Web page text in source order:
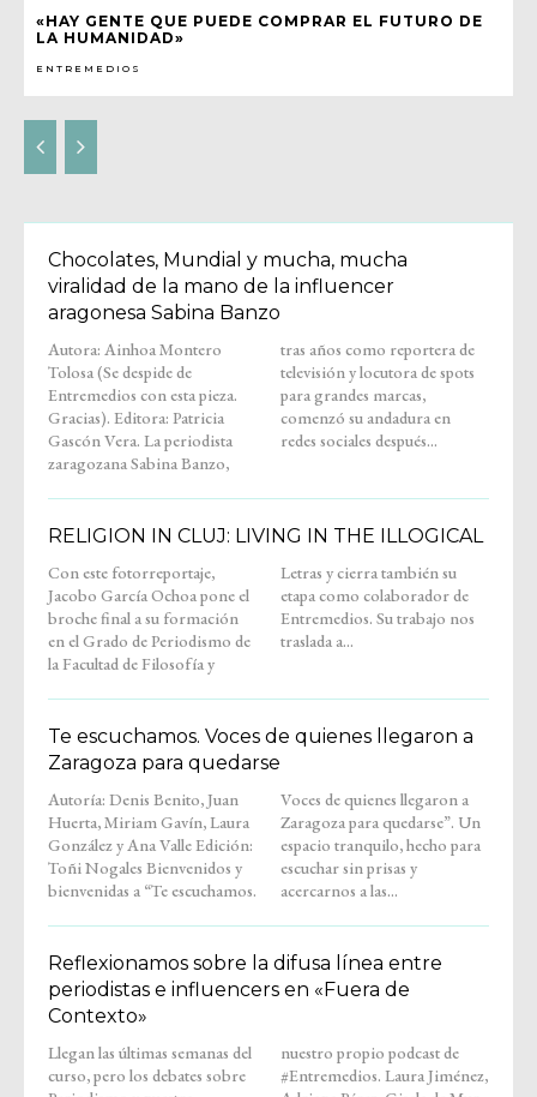
«HAY GENTE QUE PUEDE COMPRAR EL FUTURO DE
LA HUMANIDAD»
ENTREMEDIOS
Chocolates, Mundial y mucha, mucha
viralidad de la mano de la influencer
aragonesa Sabina Banzo
Autora: Ainhoa Montero
Tolosa (Se despide de
Entremedios con esta pieza.
Gracias). Editora: Patricia
Gascón Vera. La periodista
zaragozana Sabina Banzo,
tras años como reportera de
televisión y locutora de spots
para grandes marcas,
comenzó su andadura en
redes sociales después...
RELIGION IN CLUJ: LIVING IN THE ILLOGICAL
Con este fotorreportaje,
Jacobo García Ochoa pone el
broche final a su formación
en el Grado de Periodismo de
la Facultad de Filosofía y
Letras y cierra también su
etapa como colaborador de
Entremedios. Su trabajo nos
traslada a...
Te escuchamos. Voces de quienes llegaron a
Zaragoza para quedarse
Autoría: Denis Benito, Juan
Huerta, Miriam Gavín, Laura
González y Ana Valle Edición:
Toñi Nogales Bienvenidos y
bienvenidas a “Te escuchamos.
Voces de quienes llegaron a
Zaragoza para quedarse”. Un
espacio tranquilo, hecho para
escuchar sin prisas y
acercarnos a las...
Reflexionamos sobre la difusa línea entre
periodistas e influencers en «Fuera de
Contexto»
Llegan las últimas semanas del
curso, pero los debates sobre
nuestro propio podcast de
#Entremedios. Laura Jiménez,